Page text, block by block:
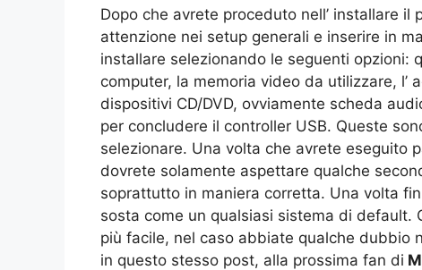
Dopo che avrete proceduto nell’ installare
attenzione nei setup generali e inserire in
installare selezionando le seguenti opzioni:
computer, la memoria video da utilizzare, l’
dispositivi CD/DVD, ovviamente scheda
per concludere il controller USB. Queste
selezionare. Una volta che avrete eseguito
dovrete solamente aspettare qualche
soprattutto in maniera corretta. Una volta
sosta come un qualsiasi sistema di
più facile, nel caso abbiate qualche dubbio
in questo stesso post, alla prossima fan di